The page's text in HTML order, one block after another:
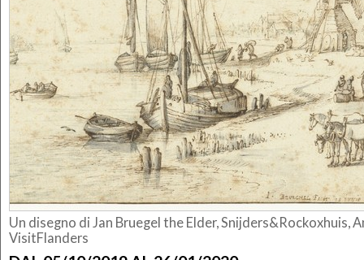
Un disegno di Jan Bruegel the Elder, Snijders&Rockoxhuis,
VisitFlanders